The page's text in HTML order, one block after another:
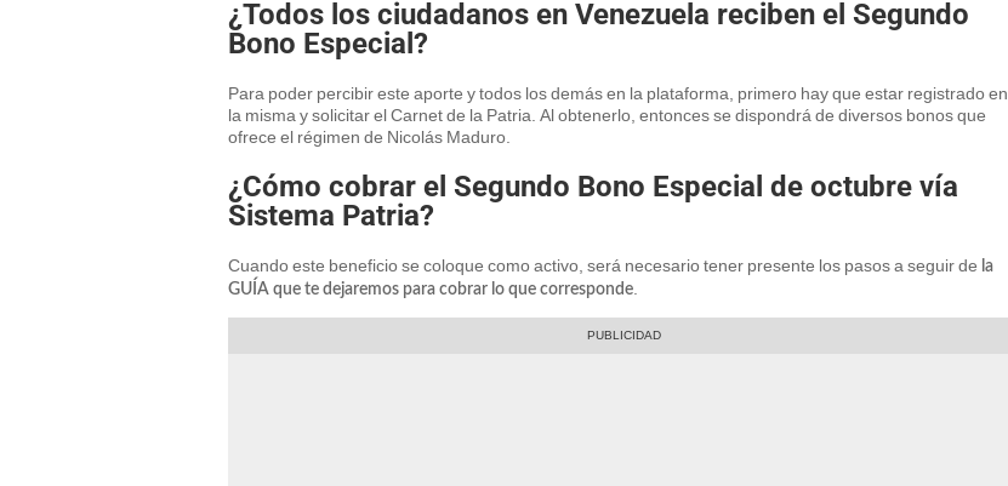
¿Todos los ciudadanos en Venezuela reciben el Segundo
Bono Especial?
Para poder percibir este aporte y todos los demás en la plataforma, primero hay que estar registrado en
la misma y solicitar el Carnet de la Patria. Al obtenerlo, entonces se dispondrá de diversos bonos que
ofrece el régimen de Nicolás Maduro.
¿Cómo cobrar el Segundo Bono Especial de octubre vía
Sistema Patria?
Cuando este beneficio se coloque como activo, será necesario tener presente los pasos a seguir de la
GUÍA que te dejaremos para cobrar lo que corresponde